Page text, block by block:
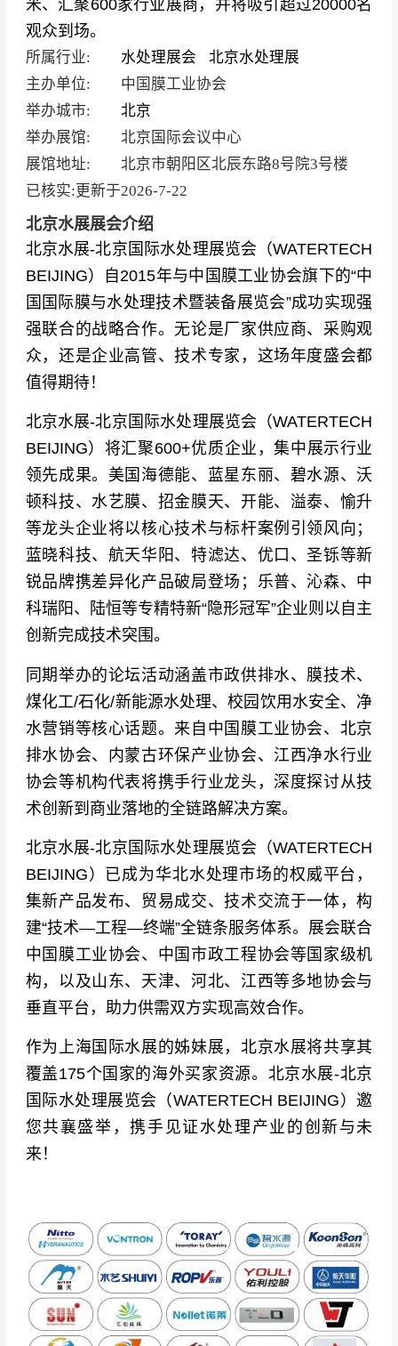
米、汇聚600家行业展商，并将吸引超过20000名
观众到场。
所属行业: 水处理展会
北京水处理展
主办单位:
中国膜工业协会
举办城市:
北京
举办展馆:
北京国际会议中心
展馆地址:
北京市朝阳区北辰东路8号院3号楼
已核实:更新于2026-7-22
北京水展展会介绍
北京水展-北京国际水处理展览会（WATERTECH
BEIJING）自2015年与中国膜工业协会旗下的“中
国国际膜与水处理技术暨装备展览会”成功实现强
强联合的战略合作。 无论是厂家供应商、采购观
众，还是企业高管、技术专家，这场年度盛会都
值得期待！
北京水展-北京国际水处理展览会（WATERTECH
BEIJING）将汇聚600+优质企业，集中展示行业
领先成果。美国海德能、蓝星东丽、碧水源、沃
顿科技、水艺膜、招金膜天、开能、溢泰、愉升
等龙头企业将以核心技术与标杆案例引领风向；
蓝晓科技、航天华阳、特滤达、优口、圣铄等新
锐品牌携差异化产品破局登场；乐普、沁森、中
科瑞阳、陆恒等专精特新“隐形冠军”企业则以自主
创新完成技术突围。
同期举办的论坛活动涵盖市政供排水、膜技术、
煤化工/石化/新能源水处理、校园饮用水安全、净
水营销等核心话题。来自中国膜工业协会、北京
排水协会、内蒙古环保产业协会、江西净水行业
协会等机构代表将携手行业龙头，深度探讨从技
术创新到商业落地的全链路解决方案。
北京水展-北京国际水处理展览会（WATERTECH
BEIJING）已成为华北水处理市场的权威平台，
集新产品发布、贸易成交、技术交流于一体，构
建“技术—工程—终端”全链条服务体系。展会联合
中国膜工业协会、中国市政工程协会等国家级机
构，以及山东、天津、河北、江西等多地协会与
垂直平台，助力供需双方实现高效合作。
作为上海国际水展的姊妹展，北京水展将共享其
覆盖175个国家的海外买家资源。北京水展-北京
国际水处理展览会（WATERTECH BEIJING）邀
您共襄盛举，携手见证水处理产业的创新与未
来！